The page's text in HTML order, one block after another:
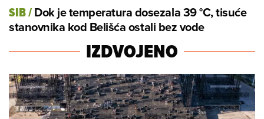
SIB/Dok je temperatura dosezala 39 °C, tisuće
stanovnika kod Belišća ostali bez vode
IZDVOJENO